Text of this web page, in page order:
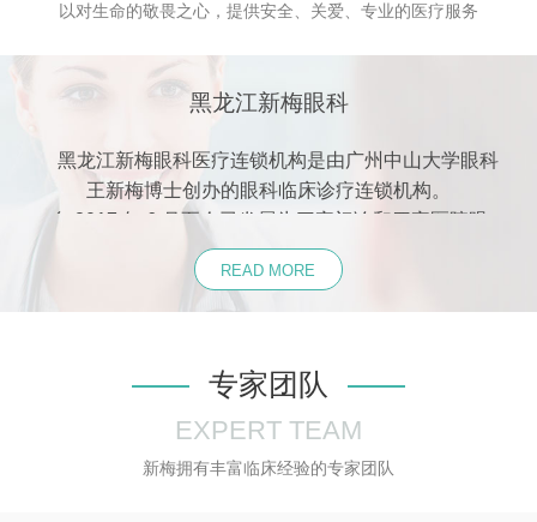
以对生命的敬畏之心，提供安全、关爱、专业的医疗服务
黑龙江新梅眼科
黑龙江新梅眼科医疗连锁机构是由广州中山大学眼科
王新梅博士创办的眼科临床诊疗连锁机构。
自
2017 年 6 月至今已发展为三家门诊 和四家医院眼
2000余平方米。新梅眼科拥有全套
国际先进的专业眼科、视光设备， 引进德式
统、VR视功能训练系统、全套干眼治疗系统、全套近
中心等。门诊引进欧美会员预约就诊式诊疗模式，诊疗
环境优雅舒适，就诊流程人性化，全程由医护人员导
引，方便舒适，节省时间。新梅眼科的专家团队是由国
内眼视光行业众多有经验的专业人才组成的专业眼视光
READ MORE
专家团队
EXPERT TEAM
新梅拥有丰富临床经验的专家团队